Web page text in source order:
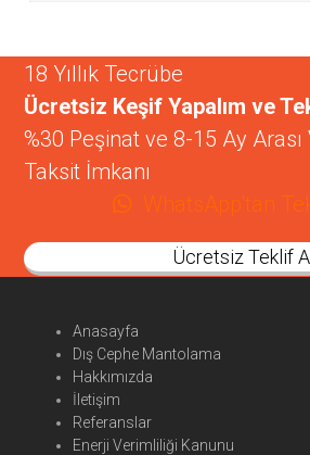
18 Yıllık Tecrübe
Ücretsiz Keşif Yapalım ve
%30 Peşinat ve 8-15 Ay Arası
Taksit İmkanı
WhatsApp'tan
Ücretsiz Teklif Al
Anasayfa
Dış Cephe Mantolama
Hakkımızda
İletişim
Referanslar
Enerji Verimliliği Kanunu